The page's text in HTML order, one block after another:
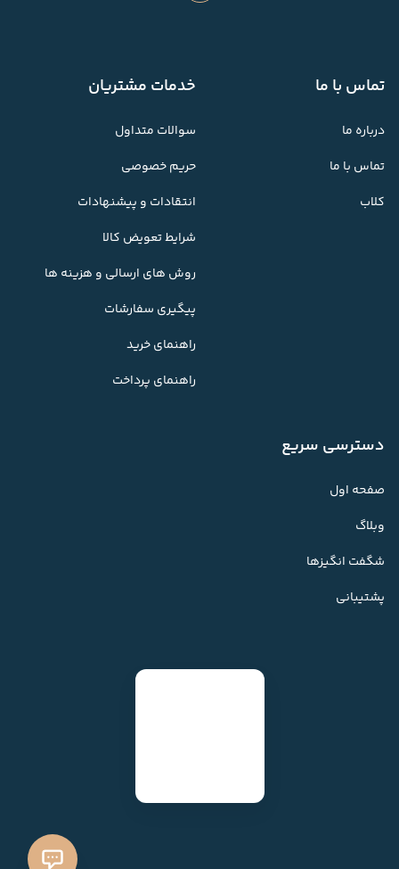
تماس با ما
درباره ما
تماس با ما
کلاب
خدمات مشتریان
سوالات متداول
حریم خصوصی
انتقادات و پیشنهادات
شرایط تعویض کالا
روش های ارسالی و هزینه ها
پیگیری سفارشات
راهنمای خرید
راهنمای پرداخت
دسترسی سریع
صفحه اول
وبلاگ
شگفت انگیزها
پشتیبانی